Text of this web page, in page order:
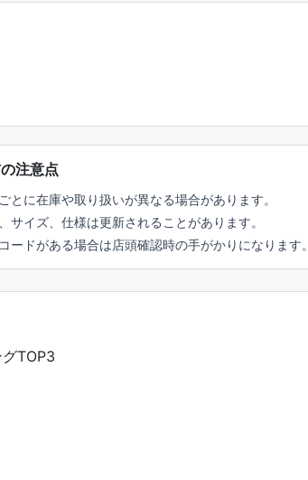
注意点
とに在庫や取り扱いが異なる場合があります。
サイズ、仕様は更新されることがあります。
ードがある場合は店頭確認時の手がかりになります。
TOP3